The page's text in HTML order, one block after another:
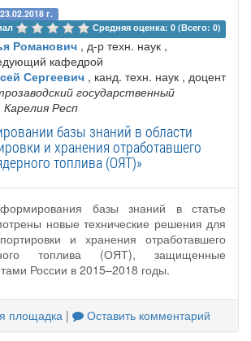
г.
Средняя оценка: 0 (Всего: 0)
Романович , д-р техн. наук ,
кафедрой
Сергеевич , канд. техн. наук , доцент
государственный
Карелия Респ
базы знаний в области
и хранения отработавшего
топлива (ОЯТ)»
базы знаний в статье
новые технические решения для
и хранения отработавшего
топлива (ОЯТ), защищенные
России в 2015–2018 годы.
площадка | Оставить комментарий